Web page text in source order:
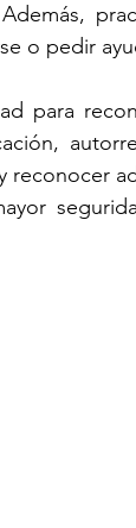
o pedir
para